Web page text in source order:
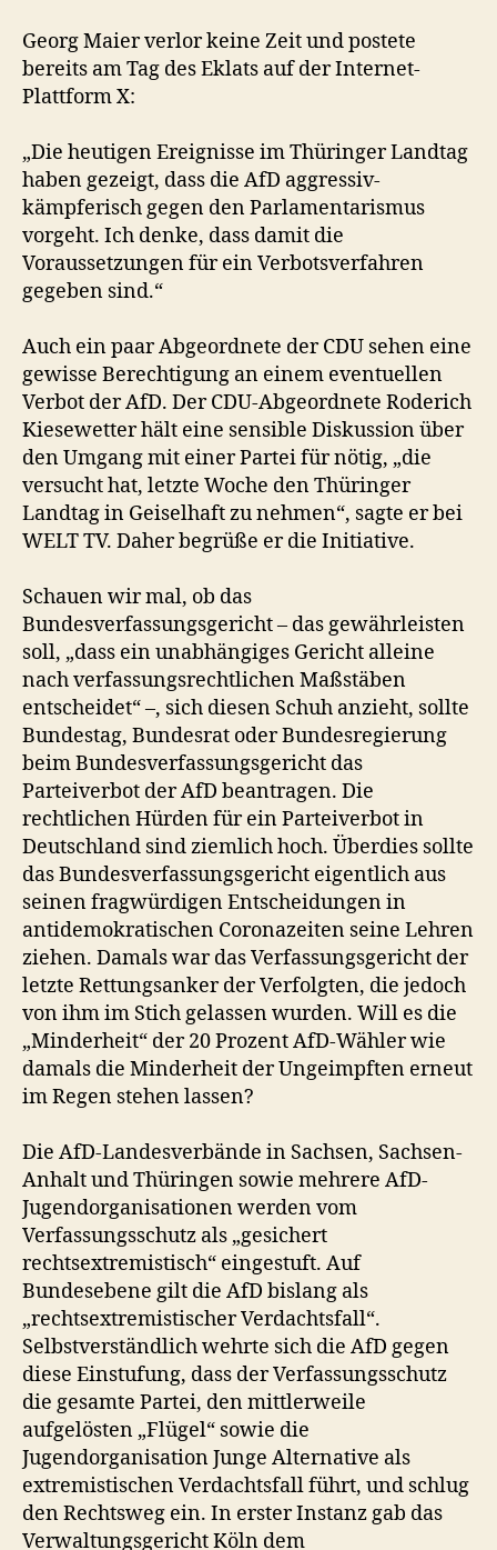
Georg Maier verlor keine Zeit und postete
bereits am Tag des Eklats auf der Internet-
Plattform X:
„Die heutigen Ereignisse im Thüringer Landtag
haben gezeigt, dass die AfD aggressiv-
kämpferisch gegen den Parlamentarismus
vorgeht. Ich denke, dass damit die
Voraussetzungen für ein Verbotsverfahren
gegeben sind.“
Auch ein paar Abgeordnete der CDU sehen eine
gewisse Berechtigung an einem eventuellen
Verbot der AfD. Der CDU-Abgeordnete Roderich
Kiesewetter hält eine sensible Diskussion über
den Umgang mit einer Partei für nötig, „die
versucht hat, letzte Woche den Thüringer
Landtag in Geiselhaft zu nehmen“, sagte er bei
WELT TV. Daher begrüße er die Initiative.
Schauen wir mal, ob das
Bundesverfassungsgericht – das gewährleisten
soll, „dass ein unabhängiges Gericht alleine
nach verfassungsrechtlichen Maßstäben
entscheidet“ –, sich diesen Schuh anzieht, sollte
Bundestag, Bundesrat oder Bundesregierung
beim Bundesverfassungsgericht das
Parteiverbot der AfD beantragen. Die
rechtlichen Hürden für ein Parteiverbot in
Deutschland sind ziemlich hoch. Überdies sollte
das Bundesverfassungsgericht eigentlich aus
seinen fragwürdigen Entscheidungen in
antidemokratischen Coronazeiten seine Lehren
ziehen. Damals war das Verfassungsgericht der
letzte Rettungsanker der Verfolgten, die jedoch
von ihm im Stich gelassen wurden. Will es die
„Minderheit“ der 20 Prozent AfD-Wähler wie
damals die Minderheit der Ungeimpften erneut
im Regen stehen lassen?
Die AfD-Landesverbände in Sachsen, Sachsen-
Anhalt und Thüringen sowie mehrere AfD-
Jugendorganisationen werden vom
Verfassungsschutz als „gesichert
rechtsextremistisch“ eingestuft. Auf
Bundesebene gilt die AfD bislang als
„rechtsextremistischer Verdachtsfall“.
Selbstverständlich wehrte sich die AfD gegen
diese Einstufung, dass der Verfassungsschutz
die gesamte Partei, den mittlerweile
aufgelösten „Flügel“ sowie die
Jugendorganisation Junge Alternative als
extremistischen Verdachtsfall führt, und schlug
den Rechtsweg ein. In erster Instanz gab das
Verwaltungsgericht Köln dem